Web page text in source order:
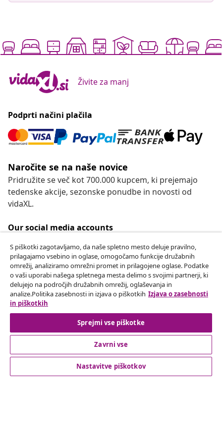
Živite za manj
Podprti načini plačila
Naročite se na naše novice
Pridružite se več kot 700.000 kupcem, ki prejemajo
tedenske akcije, sezonske ponudbe in novosti od
vidaXL.
Our social media accounts
Odstop od pogodbe
Oddaj zahtevek za odstop od naročila.
Odstop od pogodbe
Podpora za stranke
S piškotki zagotavljamo, da naše spletno mesto deluje pravilno,
prilagajamo vsebino in oglase, omogočamo funkcije družabnih
omrežij, analiziramo omrežni promet in prilagojene oglase. Podatke
o vaši uporabi našega spletnega mesta delimo s svojimi partnerji, ki
delujejo na področjih družabnih omrežij, oglaševanja in
analize.Politika zasebnosti in izjava o piškotkih Izjava o zasebnosti
in piškotkih
Sprejmi vse piškotke
Zavrni vse
Nastavitve piškotkov